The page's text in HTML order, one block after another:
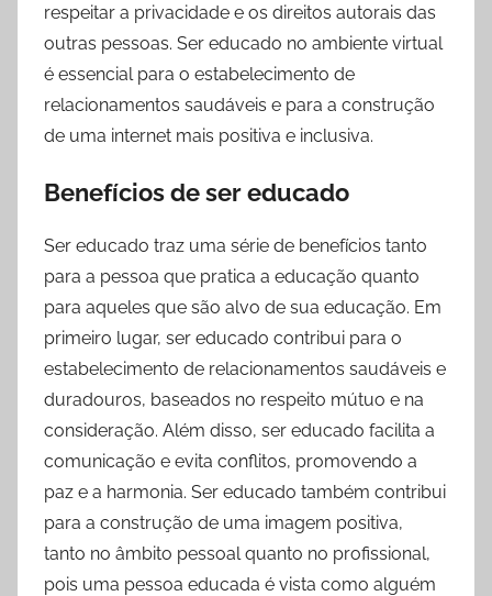
respeitar a privacidade e os direitos autorais das
outras pessoas. Ser educado no ambiente virtual
é essencial para o estabelecimento de
relacionamentos saudáveis e para a construção
de uma internet mais positiva e inclusiva.
Benefícios de ser educado
Ser educado traz uma série de benefícios tanto
para a pessoa que pratica a educação quanto
para aqueles que são alvo de sua educação. Em
primeiro lugar, ser educado contribui para o
estabelecimento de relacionamentos saudáveis e
duradouros, baseados no respeito mútuo e na
consideração. Além disso, ser educado facilita a
comunicação e evita conflitos, promovendo a
paz e a harmonia. Ser educado também contribui
para a construção de uma imagem positiva,
tanto no âmbito pessoal quanto no profissional,
pois uma pessoa educada é vista como alguém